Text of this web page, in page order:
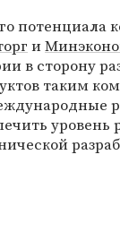
потенциала
и
в сторону
таким